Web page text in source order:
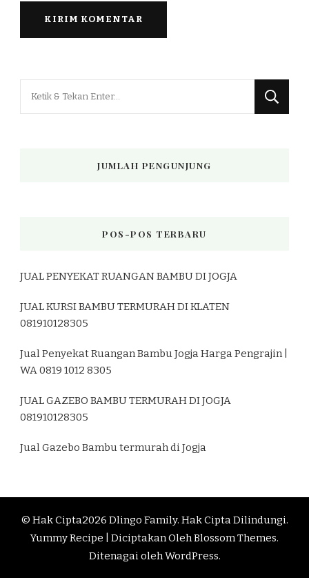
Mencari
JUMLAH PENGUNJUNG
POS-POS TERBARU
JUAL PENYEKAT RUANGAN BAMBU DI JOGJA
JUAL KURSI BAMBU TERMURAH DI KLATEN
081910128305
Jual Penyekat Ruangan Bambu Jogja Harga Pengrajin |
WA 0819 1012 8305
JUAL GAZEBO BAMBU TERMURAH DI JOGJA
081910128305
Jual Gazebo Bambu termurah di Jogja
© Hak Cipta2026 Dlingo Family. Hak Cipta Dilindungi.
Yummy Recipe | Diciptakan OlehBlossom Themes.
Ditenagai olehWordPress.